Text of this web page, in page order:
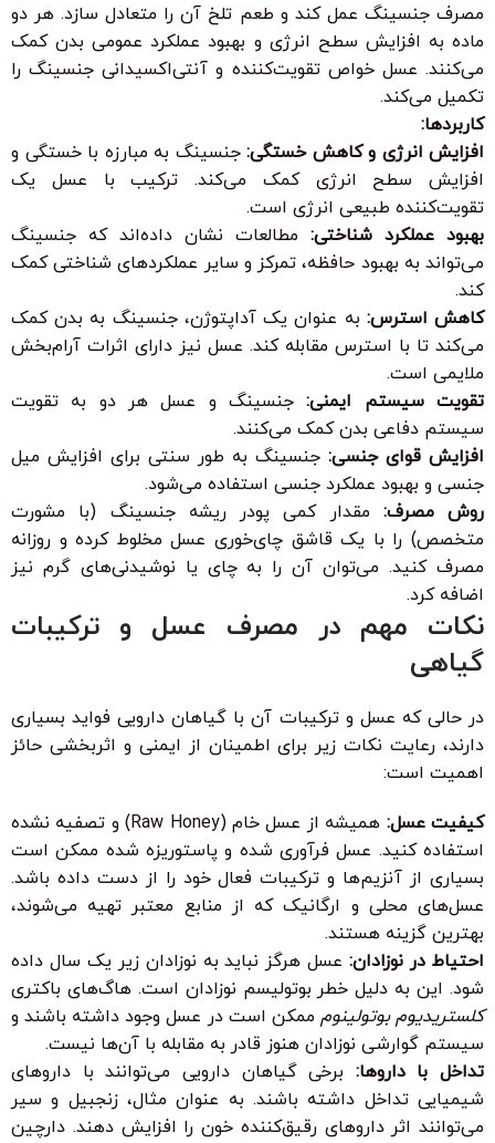
مصرف جنسینگ عمل کند و طعم تلخ آن را متعادل سازد. هر دو
ماده به افزایش سطح انرژی و بهبود عملکرد عمومی بدن کمک
می‌کنند. عسل خواص تقویت‌کننده و آنتی‌اکسیدانی جنسینگ را
تکمیل می‌کند.
کاربردها:
افزایش انرژی و کاهش خستگی: جنسینگ به مبارزه با خستگی و
افزایش سطح انرژی کمک می‌کند. ترکیب با عسل یک
تقویت‌کننده طبیعی انرژی است.
بهبود عملکرد شناختی: مطالعات نشان داده‌اند که جنسینگ
می‌تواند به بهبود حافظه، تمرکز و سایر عملکردهای شناختی کمک
کند.
کاهش استرس: به عنوان یک آداپتوژن، جنسینگ به بدن کمک
می‌کند تا با استرس مقابله کند. عسل نیز دارای اثرات آرام‌بخش
ملایمی است.
تقویت سیستم ایمنی:جنسینگ و عسل هر دو به تقویت
سیستم دفاعی بدن کمک می‌کنند.
افزایش قوای جنسی: جنسینگ به طور سنتی برای افزایش میل
جنسی و بهبود عملکرد جنسی استفاده می‌شود.
روش مصرف: مقدار کمی پودر ریشه جنسینگ (با مشورت
متخصص) را با یک قاشق چای‌خوری عسل مخلوط کرده و روزانه
مصرف کنید. می‌توان آن را به چای یا نوشیدنی‌های گرم نیز
اضافه کرد.
نکات مهم در مصرف عسل و ترکیبات
گیاهی
در حالی که عسل و ترکیبات آن با گیاهان دارویی فواید بسیاری
دارند، رعایت نکات زیر برای اطمینان از ایمنی و اثربخشی حائز
اهمیت است:
کیفیت عسل:
همیشه از عسل خام (Raw Honey) و تصفیه نشده
استفاده کنید. عسل فرآوری شده و پاستوریزه شده ممکن است
بسیاری از آنزیم‌ها و ترکیبات فعال خود را از دست داده باشد.
عسل‌های محلی و ارگانیک که از منابع معتبر تهیه می‌شوند،
بهترین گزینه هستند.
احتیاط در نوزادان:عسل هرگز نباید به نوزادان زیر یک سال داده
شود. این به دلیل خطر بوتولیسم نوزادان است. هاگ‌های باکتری
کلستریدیوم بوتولینوم ممکن است در عسل وجود داشته باشند و
سیستم گوارشی نوزادان هنوز قادر به مقابله با آن‌ها نیست.
تداخل با داروها: برخی گیاهان دارویی می‌توانند با داروهای
شیمیایی تداخل داشته باشند. به عنوان مثال، زنجبیل و سیر
می‌توانند اثر داروهای رقیق‌کننده خون را افزایش دهند. دارچین